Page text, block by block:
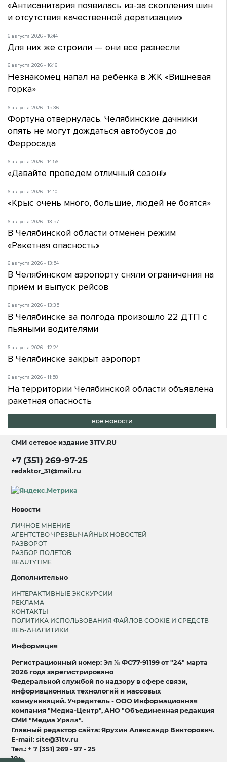
«Антисанитария появилась из-за скопления шин
и отсутствия качественной дератизации»
6 августа 2026 - 16:44
Для них же строили — они все разнесли
6 августа 2026 - 16:16
Незнакомец напал на ребенка в ЖК «Вишневая
горка»
6 августа 2026 - 15:36
Фортуна отвернулась. Челябинские дачники
опять не могут дождаться автобусов до
Ферросада
6 августа 2026 - 14:56
«Давайте проведем отличный сезон!»
6 августа 2026 - 14:10
«Крыс очень много, большие, людей не боятся»
6 августа 2026 - 13:57
В Челябинской области отменен режим
«Ракетная опасность»
6 августа 2026 - 13:54
В Челябинском аэропорту сняли ограничения на
приём и выпуск рейсов
6 августа 2026 - 13:35
В Челябинске за полгода произошло 22 ДТП с
пьяными водителями
6 августа 2026 - 12:24
В Челябинске закрыт аэропорт
6 августа 2026 - 11:58
На территории Челябинской области объявлена
ракетная опасность
все новости
СМИ сетевое издание31TV.RU
+7 (351) 269-97-25
redaktor_31@mail.ru
Новости
ЛИЧНОЕ МНЕНИЕ
АГЕНТСТВО ЧРЕЗВЫЧАЙНЫХ НОВОСТЕЙ
РАЗВОРОТ
РАЗБОР ПОЛЕТОВ
BEAUTYTIME
Дополнительно
ИНТЕРАКТИВНЫЕ ЭКСКУРСИИ
РЕКЛАМА
КОНТАКТЫ
ПОЛИТИКА ИСПОЛЬЗОВАНИЯ ФАЙЛОВ COOKIE И СРЕДСТВ
ВЕБ-АНАЛИТИКИ
Информация
Регистрационный номер: Эл № ФС77-91199 от "24" марта
2026 года зарегистрировано
Федеральной службой по надзору в сфере связи,
информационных технологий и массовых
коммуникаций. Учредитель - ООО Информационная
компания "Медиа-Центр", АНО "Объединенная редакция
СМИ "Медиа Урала".
Главный редактор сайта: Ярухин Александр Викторович.
E-mail: site@31tv.ru
Тел.: + 7 (351) 269 - 97 - 25
18+